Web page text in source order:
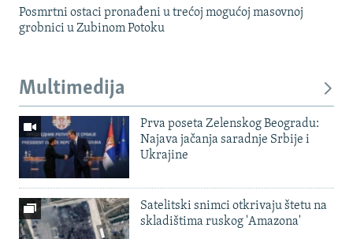
Posmrtni ostaci pronađeni u trećoj mogućoj masovnoj
grobnici u Zubinom Potoku
Multimedija
Prva poseta Zelenskog Beogradu:
Najava jačanja saradnje Srbije i
Ukrajine
Satelitski snimci otkrivaju štetu na
skladištima ruskog 'Amazona'